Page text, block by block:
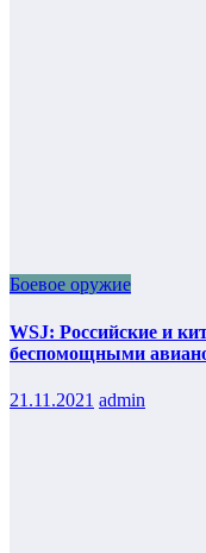
Боевое оружие
WSJ: Российские и
беспомощными
21.11.2021 admin